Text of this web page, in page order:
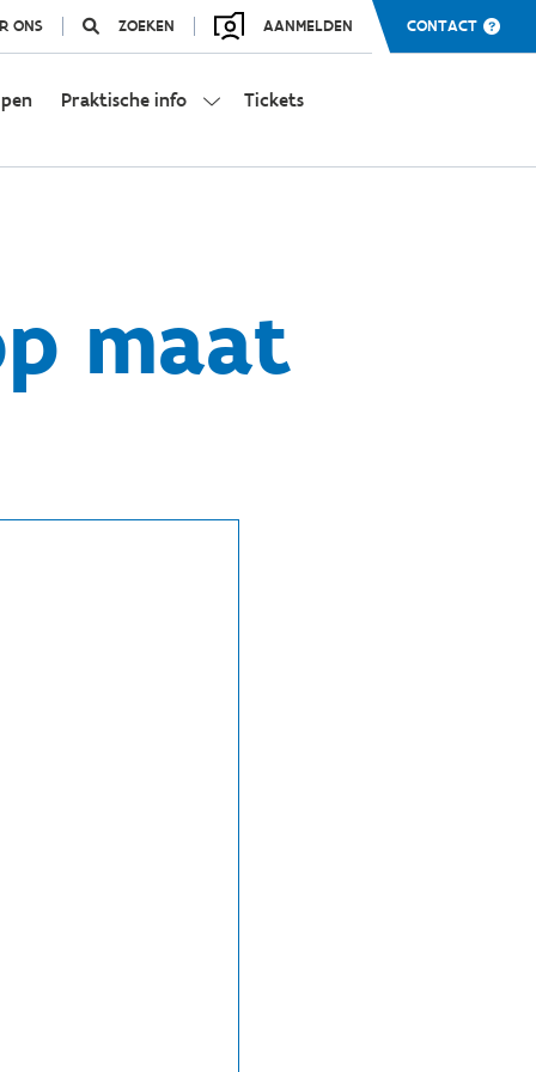
ONS ZOEKEN AANMELDEN CONTACT
Praktische info Tickets
maat